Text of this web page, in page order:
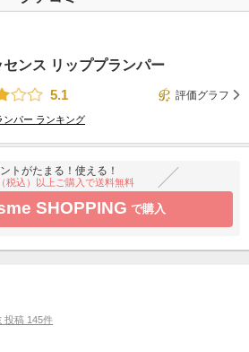
センス リッププランパー
5.1
評価グラフ
ンパー ランキング
トがたまる！使える！
税込）以上ご購入で送料無料
SHOPPING で購入
投稿 145件